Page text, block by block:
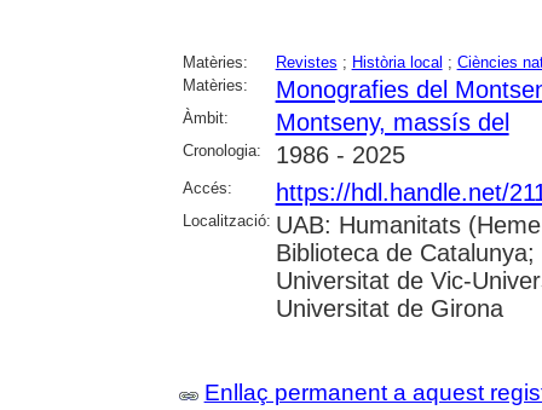
Matèries: Revistes ; Història local ; Ciències
Matèries:
Monografies del
Àmbit: Montseny, massís del
Cronologia: 1986 - 2025
Accés: https://hdl.handle.net/
Localització: UAB: Humanitats
Biblioteca de
Universitat de Vic-
Universitat de Girona
Enllaç permanent a aquest